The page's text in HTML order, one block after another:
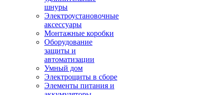
шнуры
Электроустановочные
аксессуары
Монтажные коробки
Оборудование
защиты и
автоматизации
Умный дом
Электрощиты в сборе
Элементы питания и